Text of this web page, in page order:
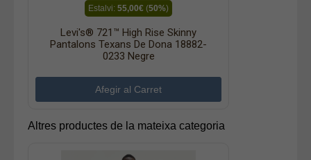
Estalvi: 55,00€ (50%)
Levi's® 721™ High Rise Skinny
Pantalons Texans De Dona 18882-
0233 Negre
Altres productes de la mateixa categoria